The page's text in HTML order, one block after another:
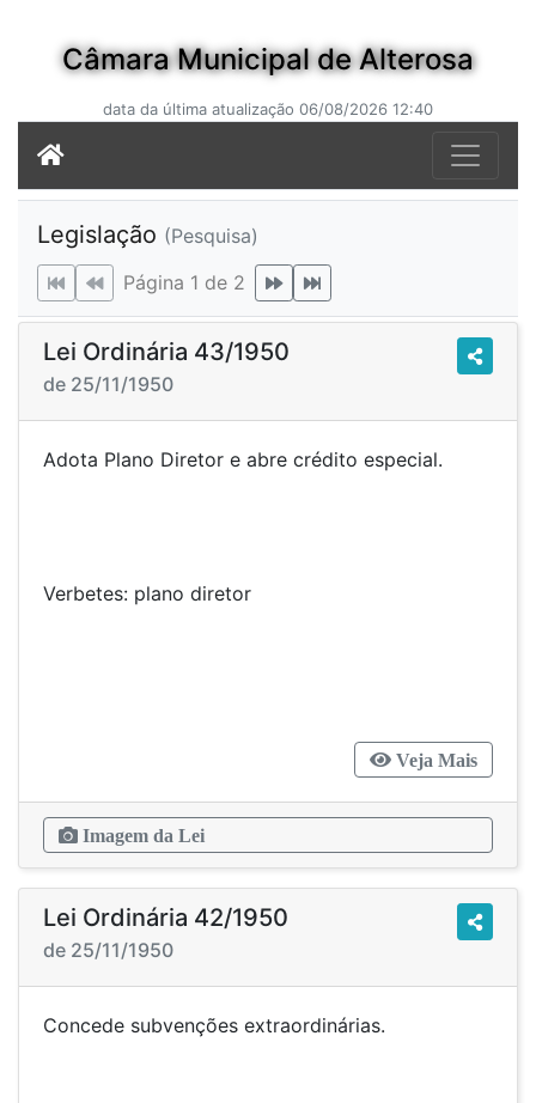
Câmara Municipal de Alterosa
data da última atualização 06/08/2026 12:40
Legislação (Pesquisa)
Página 1 de 2
Lei Ordinária 43/1950
de 25/11/1950
Adota Plano Diretor e abre crédito especial.
Verbetes: plano diretor
Veja Mais
Imagem da Lei
Lei Ordinária 42/1950
de 25/11/1950
Concede subvenções extraordinárias.